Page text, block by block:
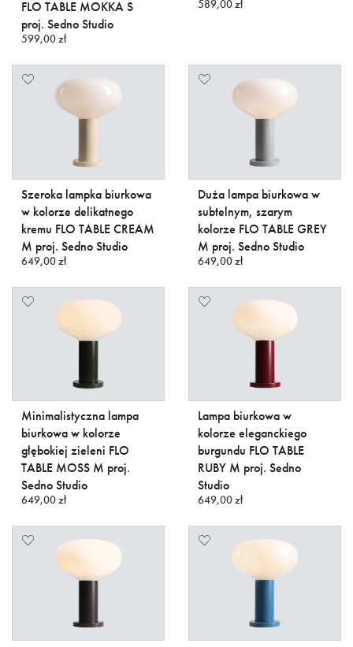
FLO TABLE MOKKA S
proj. Sedno Studio
599,00 zł
589,00 zł
Szeroka lampka biurkowa
w kolorze delikatnego
kremu FLO TABLE CREAM
M proj. Sedno Studio
649,00 zł
Duża lampa biurkowa w
subtelnym, szarym
kolorze FLO TABLE GREY
M proj. Sedno Studio
649,00 zł
Minimalistyczna lampa
biurkowa w kolorze
głębokiej zieleni FLO
TABLE MOSS M proj.
Sedno Studio
649,00 zł
Lampa biurkowa w
kolorze eleganckiego
burgundu FLO TABLE
RUBY M proj. Sedno
Studio
649,00 zł